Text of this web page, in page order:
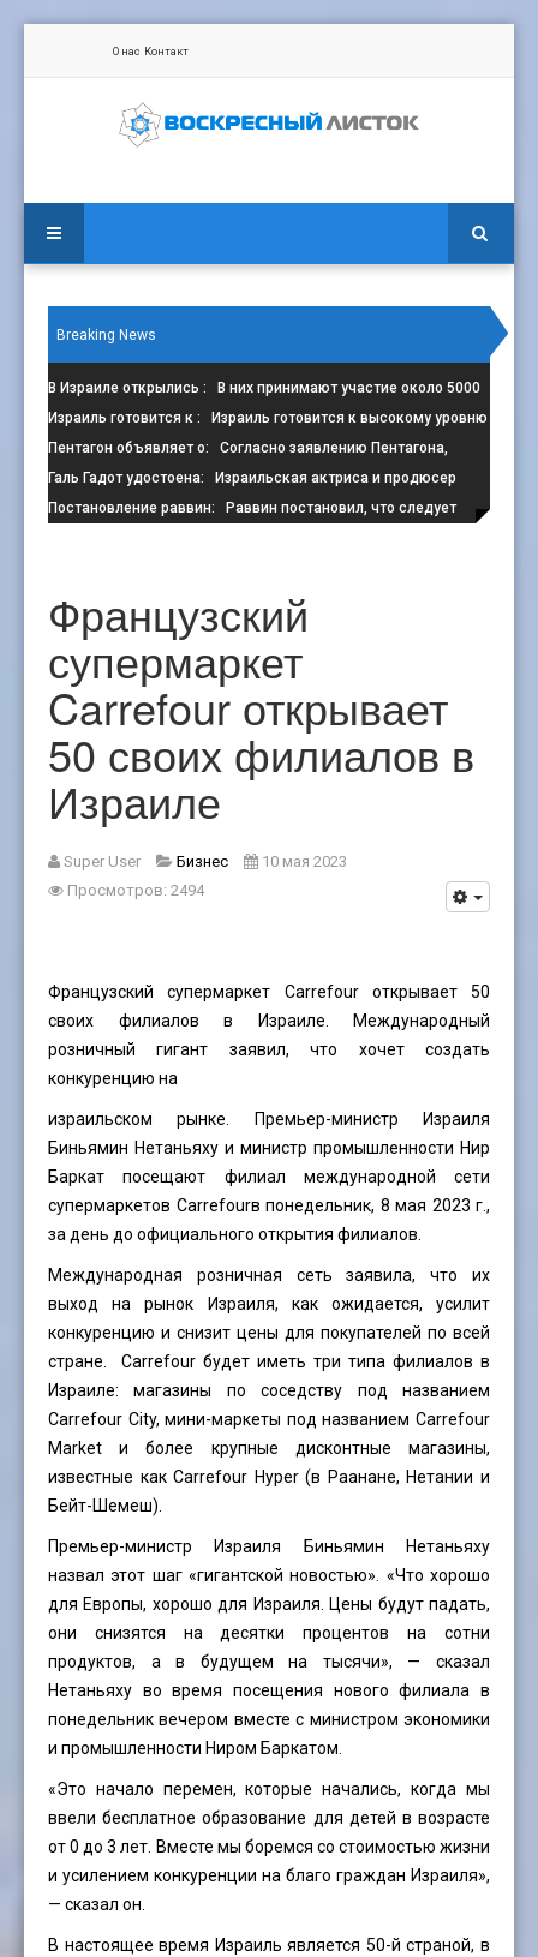
О нас Контакт
Breaking News
В Израиле открылись : В них принимают участие около 5000
сп
Израиль готовится к : Израиль готовится к высокому уровню
зПентагон объявляет о: Согласно заявлению Пентагона,
контрак
Галь Гадот удостоена: Израильская актриса и продюсер
Галь Г
Постановление раввин: Раввин постановил, что следует
Французский
супермаркет
Carrefour открывает
50 своих филиалов в
Израиле
Super User Бизнес
10 мая 2023
Просмотров: 2494
Французский супермаркет Carrefour открывает 50
своих филиалов в Израиле. Международный
розничный гигант заявил, что хочет создать
конкуренцию на
израильском рынке. Премьер-министр Израиля
Биньямин Нетаньяху и министр промышленности Нир
Баркат посещают филиал международной сети
супермаркетов Carrefourв понедельник, 8 мая 2023 г.,
за день до официального открытия филиалов.
Международная розничная сеть заявила, что их
выход на рынок Израиля, как ожидается, усилит
конкуренцию и снизит цены для покупателей по всей
стране. Carrefour будет иметь три типа филиалов в
Израиле: магазины по соседству под названием
Carrefour City, мини-маркеты под названием Carrefour
Market и более крупные дисконтные магазины,
известные как Carrefour Hyper (в Раанане, Нетании и
Бейт-Шемеш).
Премьер-министр Израиля Биньямин Нетаньяху
назвал этот шаг «гигантской новостью». «Что хорошо
для Европы, хорошо для Израиля. Цены будут падать,
они снизятся на десятки процентов на сотни
продуктов, а в будущем на тысячи», — сказал
Нетаньяху во время посещения нового филиала в
понедельник вечером вместе с министром экономики
и промышленности Ниром Баркатом.
«Это начало перемен, которые начались, когда мы
ввели бесплатное образование для детей в возрасте
от 0 до 3 лет. Вместе мы боремся со стоимостью жизни
и усилением конкуренции на благо граждан Израиля»,
— сказал он.
В настоящее время Израиль является 50-й страной, в